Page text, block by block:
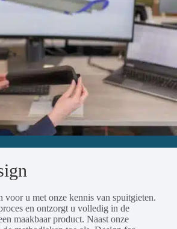
voor u met onze kennis van spuitgieten.
en ontzorgt u volledig in de
maakbaar product. Naast onze